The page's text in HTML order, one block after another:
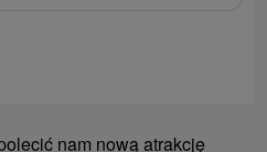
nam nową atrakcję